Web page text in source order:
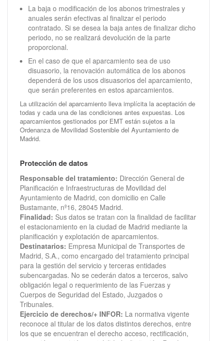
La baja o modificación de los abonos trimestrales y
anuales serán efectivas al finalizar el periodo
contratado. Si se desea la baja antes de finalizar dicho
periodo, no se realizará devolución de la parte
proporcional.
En el caso de que el aparcamiento sea de uso
disuasorio, la renovación automática de los abonos
dependerá de los usos disuasorios del aparcamiento,
que serán preferentes en estos aparcamientos.
La utilización del aparcamiento lleva implícita la aceptación de
todas y cada una de las condiciones antes expuestas. Los
aparcamientos gestionados por EMT están sujetos a la
Ordenanza de Movilidad Sostenible del Ayuntamiento de
Madrid.
Protección de datos
Responsable del tratamiento: Dirección General de
Planificación e Infraestructuras de Movilidad del
Ayuntamiento de Madrid, con domicilio en Calle
Bustamante, nº16, 28045 Madrid.
Finalidad: Sus datos se tratan con la finalidad de facilitar
el estacionamiento en la ciudad de Madrid mediante la
planificación y explotación de aparcamientos.
Destinatarios: Empresa Municipal de Transportes de
Madrid, S.A., como encargado del tratamiento principal
para la gestión del servicio y terceras entidades
subencargadas. No se cederán datos a terceros, salvo
obligación legal o requerimiento de las Fuerzas y
Cuerpos de Seguridad del Estado, Juzgados o
Tribunales.
Ejercicio de derechos/+ INFOR: La normativa vigente
reconoce al titular de los datos distintos derechos, entre
los que se encuentran el derecho acceso, rectificación,